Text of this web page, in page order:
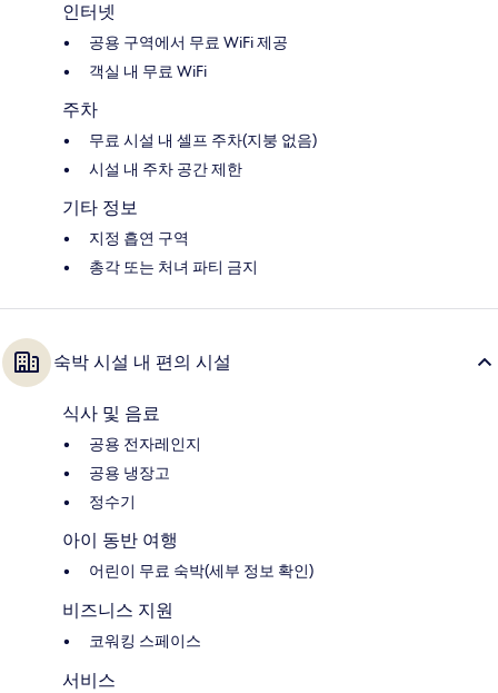
인터넷
공용 구역에서 무료 WiFi 제공
객실 내 무료 WiFi
주차
무료 시설 내 셀프 주차(지붕 없음)
시설 내 주차 공간 제한
기타 정보
지정 흡연 구역
총각 또는 처녀 파티 금지
숙박 시설 내 편의 시설
식사 및 음료
공용 전자레인지
공용 냉장고
정수기
아이 동반 여행
어린이 무료 숙박(세부 정보 확인)
비즈니스 지원
코워킹 스페이스
서비스